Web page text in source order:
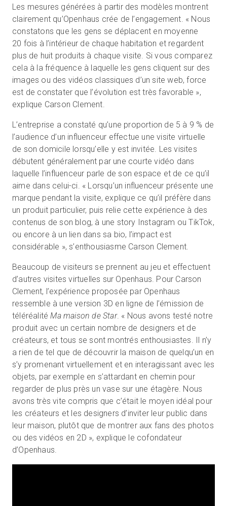
Les mesures générées à partir des modèles montrent
clairement qu’Openhaus crée de l’engagement. « Nous
constatons que les gens se déplacent en moyenne
20 fois à l’intérieur de chaque habitation et regardent
plus de huit produits à chaque visite. Si vous comparez
cela à la fréquence à laquelle les gens cliquent sur des
images ou des vidéos classiques d’un site web, force
est de constater que l’évolution est très favorable »,
explique Carson Clement.
L’entreprise a constaté qu’une proportion de 5 à 9 % de
l’audience d’un influenceur effectue une visite virtuelle
de son domicile lorsqu’elle y est invitée. Les visites
débutent généralement par une courte vidéo dans
laquelle l’influenceur parle de son espace et de ce qu’il
aime dans celui-ci. « Lorsqu’un influenceur présente une
marque pendant la visite, explique ce qu’il préfère dans
un produit particulier, puis relie cette expérience à des
contenus de son blog, à une story Instagram ou TikTok,
ou encore à un lien dans sa bio, l’impact est
considérable », s’enthousiasme Carson Clement.
Beaucoup de visiteurs se prennent au jeu et effectuent
d’autres visites virtuelles sur Openhaus. Pour Carson
Clement, l’expérience proposée par Openhaus
ressemble à une version 3D en ligne de l’émission de
téléréalitéMa maison de Star. « Nous avons testé notre
produit avec un certain nombre de designers et de
créateurs, et tous se sont montrés enthousiastes. Il n’y
a rien de tel que de découvrir la maison de quelqu’un en
s’y promenant virtuellement et en interagissant avec les
objets, par exemple en s’attardant en chemin pour
regarder de plus près un vase sur une étagère. Nous
avons très vite compris que c’était le moyen idéal pour
les créateurs et les designers d’inviter leur public dans
leur maison, plutôt que de montrer aux fans des photos
ou des vidéos en 2D », explique le cofondateur
d’Openhaus.